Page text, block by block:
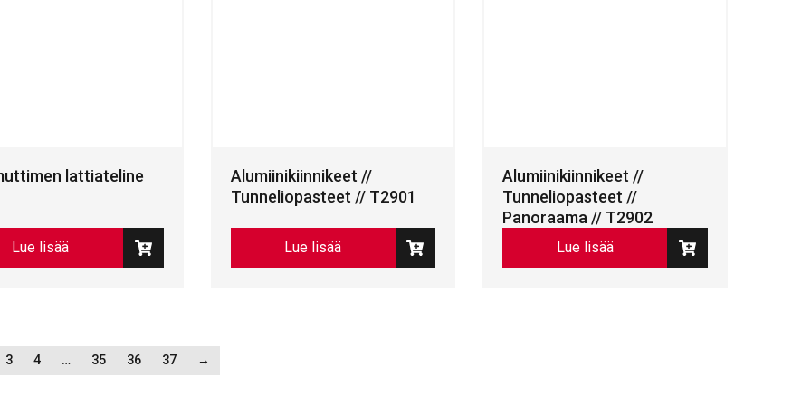
lattiateline
Lue lisää
Alumiinikiinnikeet //
Tunneliopasteet // T2901
Lue lisää
Alumiinikiinnikeet //
Tunneliopasteet //
Panoraama // T2902
Lue lisää
3 4 … 35 36 37 →